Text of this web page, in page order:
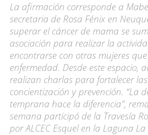
La afirmación corresponde a
secretaria de Rosa Fénix en
superar el cáncer de mama se
asociación para realizar la
encontrarse con otras mujeres
enfermedad. Desde este espacio,
realizan charlas para fortalecer
concientización y prevención. “La
temprana hace la diferencia”,
semana participó de la Travesía
por ALCEC Esquel en la Laguna La